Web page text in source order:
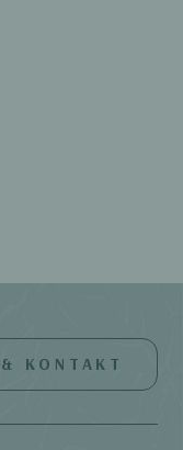
KONTAKT